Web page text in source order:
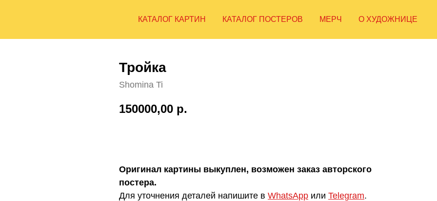
КАТАЛОГ КАРТИН КАТАЛОГ ПОСТЕРОВ МЕРЧ О ХУДОЖНИЦЕ
Тройка
Shomina Ti
150000,00 р.
Оригинал картины выкуплен, возможен заказ авторского
постера.
Для уточнения деталей напишите в WhatsApp или Telegram.